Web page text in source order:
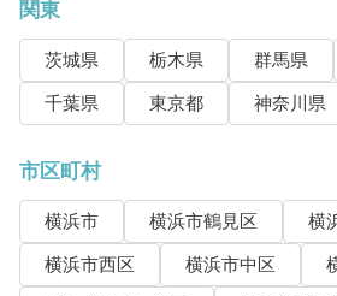
関東
茨城県 栃木県 群馬県
千葉県
東京都 神奈川県
市区町村
横浜市 横浜市鶴見区
横
横浜市西区
横浜市中区